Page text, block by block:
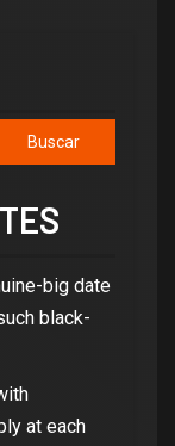
Buscar
big date
black-
at each